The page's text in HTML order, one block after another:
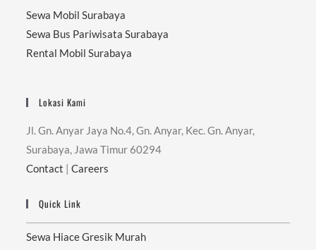
Sewa Mobil Surabaya
Sewa Bus Pariwisata Surabaya
Rental Mobil Surabaya
Lokasi Kami
Jl. Gn. Anyar Jaya No.4, Gn. Anyar, Kec. Gn. Anyar,
Surabaya, Jawa Timur 60294
Contact |Careers
Quick Link
Sewa Hiace Gresik Murah